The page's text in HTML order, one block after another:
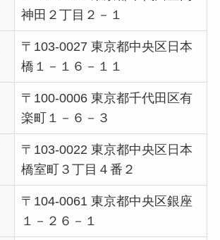
神田２丁目２－１
〒103-0027 東京都中央区日本
橋１－１６－１１
〒100-0006 東京都千代田区有
楽町１－６－３
〒103-0022 東京都中央区日本
橋室町３丁目４番２
〒104-0061 東京都中央区銀座
１－２６－１